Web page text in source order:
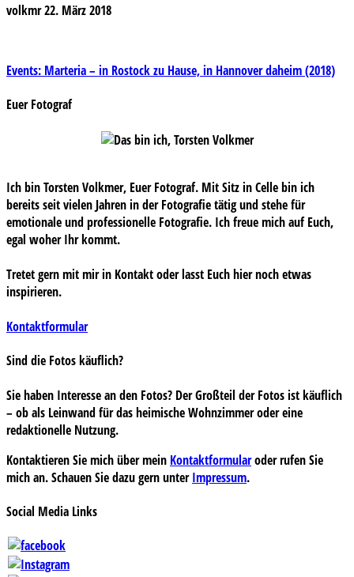
volkmr22. März 2018
Beitragsnavigation
Events: Marteria – in Rostock zu Hause, in Hannover daheim (2018)
Euer Fotograf
Ich bin Torsten Volkmer, Euer Fotograf. Mit Sitz in Celle bin ich
bereits seit vielen Jahren in der Fotografie tätig und stehe für
emotionale und professionelle Fotografie. Ich freue mich auf Euch,
egal woher Ihr kommt.
Tretet gern mit mir in Kontakt oder lasst Euch hier noch etwas
inspirieren.
Kontaktformular
Sind die Fotos käuflich?
Sie haben Interesse an den Fotos? Der Großteil der Fotos ist käuflich
– ob als Leinwand für das heimische Wohnzimmer oder eine
redaktionelle Nutzung.
Kontaktieren Sie mich über mein Kontaktformularoder rufen Sie
mich an. Schauen Sie dazu gern unterImpressum.
Social Media Links